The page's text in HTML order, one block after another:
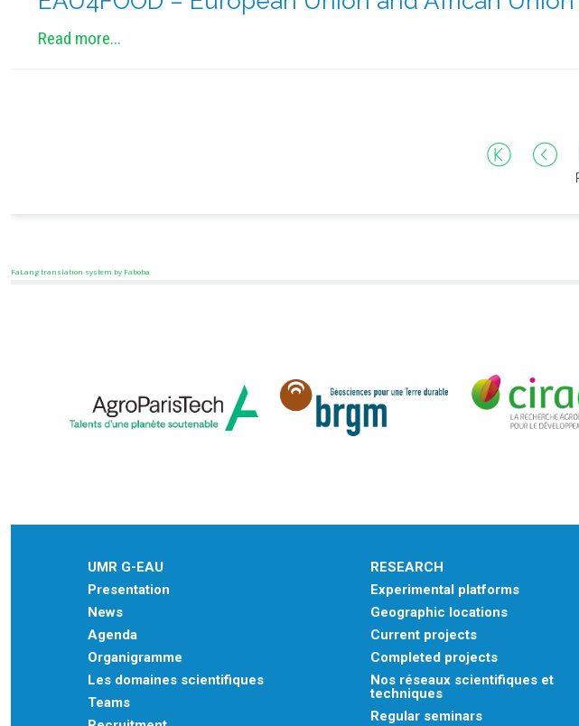
Read more...
FaLang translation system by Faboba
UMR G-EAU
Presentation
News
Agenda
Organigramme
Les domaines scientifiques
Teams
RESEARCH
Experimental platforms
Geographic locations
Current projects
Completed projects
Nos réseaux scientifiques et
techniques
Regular seminars